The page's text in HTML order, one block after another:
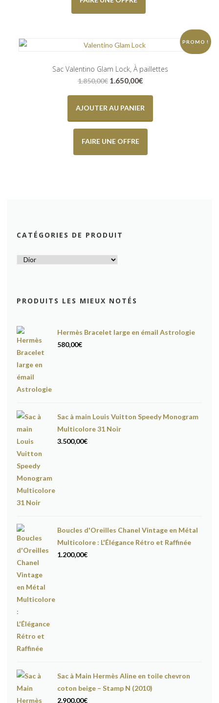
PROMO !
Sac Valentino Glam Lock, À paillettes
1.850,00€ Le
initial
1.850,00€.
1.650,00€Le
actuel
1.650,00€.
AJOUTER AU PANIER
FAIRE UNE OFFRE
CATÉGORIES DE PRODUIT
PRODUITS LES MIEUX NOTÉS
Hermès Bracelet large en émail Astrologie
580,00€
Sac à main Louis Vuitton Speedy Monogram
Multicolore 31 Noir
3.500,00€
Boucles d'Oreilles Chanel Vintage en Métal
Multicolore : L'Élégance Rétro et Raffinée
1.200,00€
Sac à Main Hermès Aline en toile chevron
coton beige – Stamp N (2010)
2.900,00€